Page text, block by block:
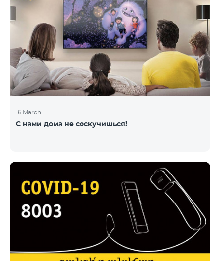
16 March
С нами дома не соскучишься!